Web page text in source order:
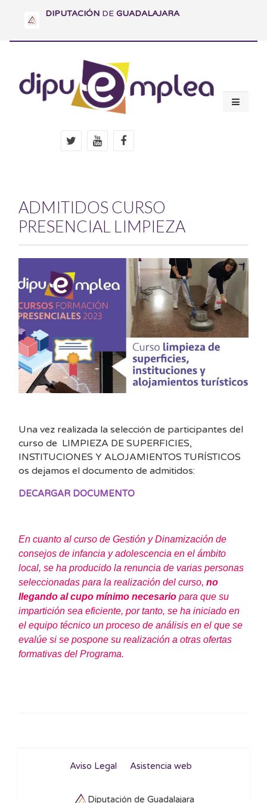
DIPUTACIÓN DEGUADALAJARA
ADMITIDOS CURSO
PRESENCIAL LIMPIEZA
Una vez realizada la selección de participantes del
curso de LIMPIEZA DE SUPERFICIES,
INSTITUCIONES Y ALOJAMIENTOS TURÍSTICOS
os dejamos el documento de admitidos:
DECARGAR DOCUMENTO
En cuanto al curso de Gestión y Dinamización de
consejos de infancia y adolescencia en el ámbito
local, se ha producido la renuncia de varias personas
seleccionadas para la realización del curso,no
llegando al cupo mínimo necesario para que su
impartición sea eficiente, por tanto, se ha iniciado en
el equipo técnico un proceso de análisis en el que se
evalúe si se pospone su realización a otras ofertas
formativas del Programa.
Aviso Legal Asistencia web
Diputación de Guadalajara